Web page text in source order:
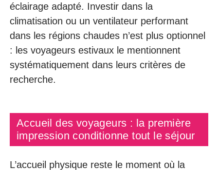
éclairage adapté. Investir dans la
climatisation ou un ventilateur performant
dans les régions chaudes n’est plus optionnel
: les voyageurs estivaux le mentionnent
systématiquement dans leurs critères de
recherche.
Accueil des voyageurs : la première
impression conditionne tout le séjour
L’accueil physique reste le moment où la